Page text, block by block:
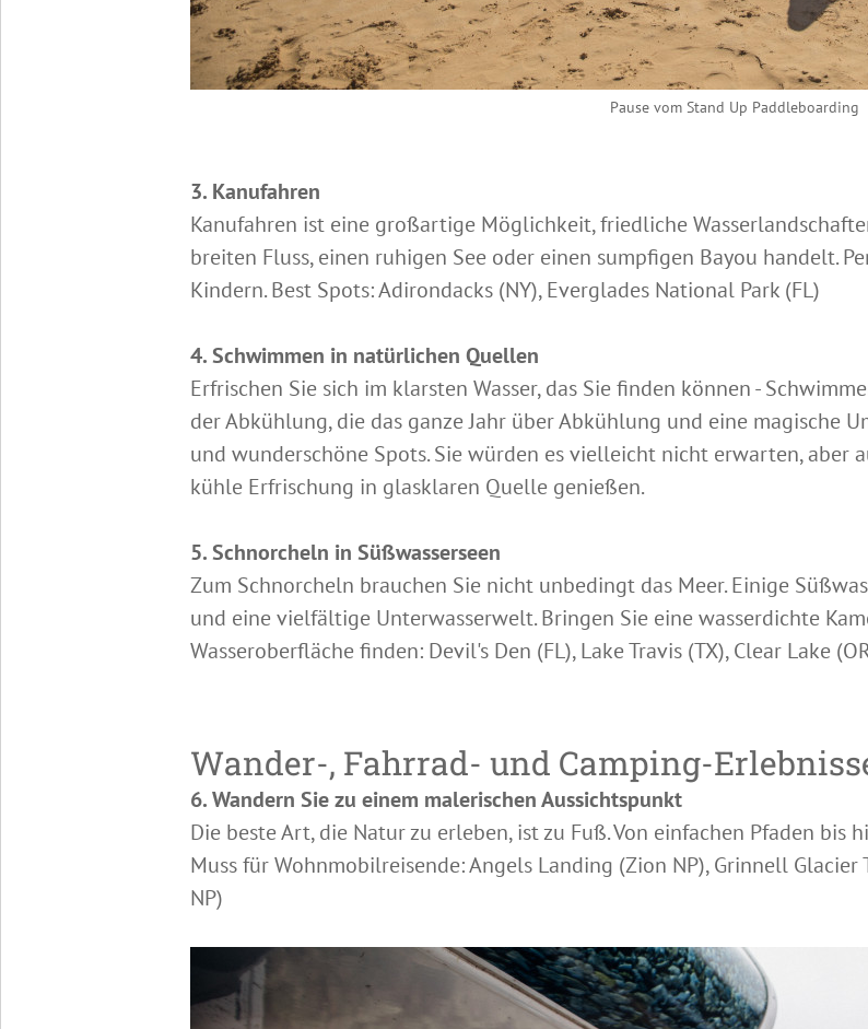
Pause vom Stand Up Paddleboarding
3. Kanufahren
Kanufahren ist eine großartige Möglichkeit, friedliche
breiten Fluss, einen ruhigen See oder einen sumpfigen Bayou handelt.
Kindern. Best Spots: Adirondacks (NY), Everglades National Park (FL)
4. Schwimmen in natürlichen Quellen
Erfrischen Sie sich im klarsten Wasser, das Sie finden können -
der Abkühlung, die das ganze Jahr über Abkühlung und eine magische
und wunderschöne Spots. Sie würden es vielleicht nicht erwarten, aber
kühle Erfrischung in glasklaren Quelle genießen.
5. Schnorcheln in Süßwasserseen
Zum Schnorcheln brauchen Sie nicht unbedingt das Meer. Einige
und eine vielfältige Unterwasserwelt. Bringen Sie eine wasserdichte
Wasseroberfläche finden: Devil's Den (FL), Lake Travis (TX), Clear Lake
Wander-, Fahrrad- und Camping-
6. Wandern Sie zu einem malerischen Aussichtspunkt
Die beste Art, die Natur zu erleben, ist zu Fuß. Von einfachen Pfaden bis
Muss für Wohnmobilreisende: Angels Landing (Zion NP), Grinnell
NP)